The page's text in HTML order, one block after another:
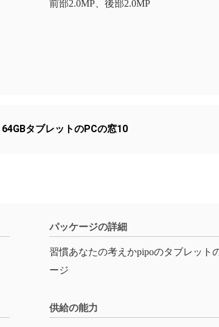
前部2.0MP、後部2.0MP
64GBタブレットのPCの窓10
パッケージの詳細
習慣あなたの考えかpipoのタブレット
ージ
供給の能力